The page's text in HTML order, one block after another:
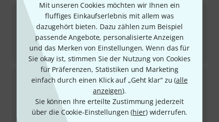
Mit unseren Cookies möchten wir Ihnen ein
fluffiges Einkaufserlebnis mit allem was
dazugehört bieten. Dazu zählen zum Beispiel
passende Angebote, personalisierte Anzeigen
und das Merken von Einstellungen. Wenn das für
Sie okay ist, stimmen Sie der Nutzung von Cookies
für Präferenzen, Statistiken und Marketing
einfach durch einen Klick auf „Geht klar“ zu (alle
anzeigen).
Sie können Ihre erteilte Zustimmung jederzeit
über die Cookie-Einstellungen (hier) widerrufen.
Sofort lieferbar
9,90€
UVP:12,95 €
-24%
Ultimate USB 2.0 Cable A1GR
Sofort lieferbar
9,90 €
UVP:12,95 €
-24%